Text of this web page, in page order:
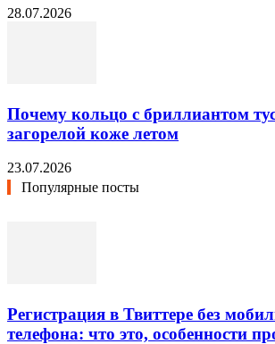
28.07.2026
Почему кольцо с бриллиантом
загорелой коже летом
23.07.2026
Популярные посты
Регистрация в Твиттере без
телефона: что это, особенности